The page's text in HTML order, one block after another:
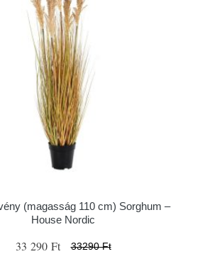
(magasság 110 cm) Sorghum –
House Nordic
33 290 Ft 33290 Ft